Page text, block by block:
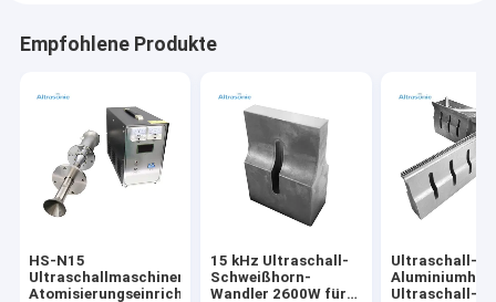
Empfohlene Produkte
HS-N15
Ultraschallmaschinen-
Atomisierungseinrichtung
15 kHz Ultraschall-
Schweißhorn-
Wandler 2600W für
Ultraschall-
Ultraschall-